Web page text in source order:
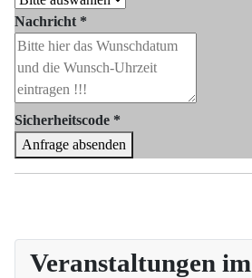
Veranstaltungen
Nachricht *
Sicherheitscode *
Anfrage absenden